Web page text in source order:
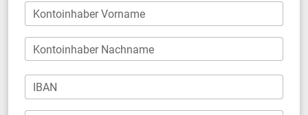
Kontoinhaber Vorname
Kontoinhaber Nachname
IBAN